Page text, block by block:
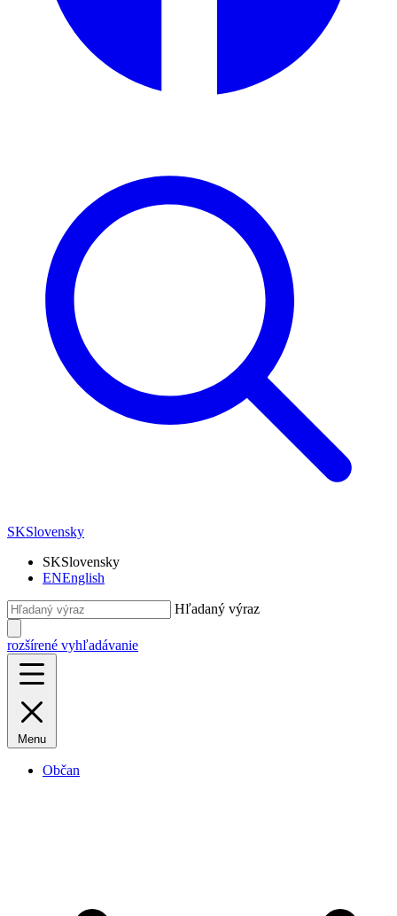
SKSlovensky
SKSlovensky
ENEnglish
Hľadaný výraz
rozšírené vyhľadávanie
Menu
Občan